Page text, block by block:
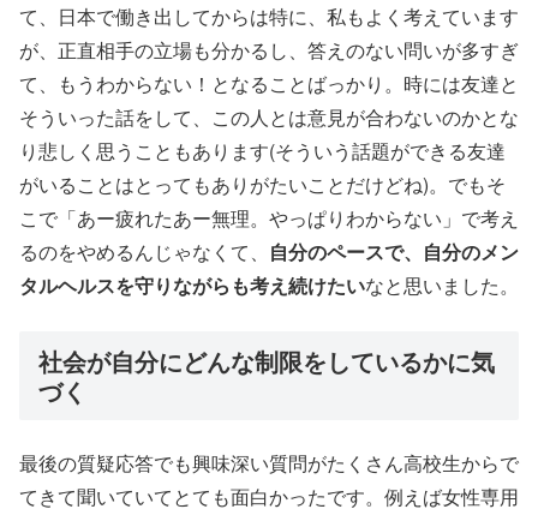
て、日本で働き出してからは特に、私もよく考えています
が、正直相手の立場も分かるし、答えのない問いが多すぎ
て、もうわからない！となることばっかり。時には友達と
そういった話をして、この人とは意見が合わないのかとな
り悲しく思うこともあります(そういう話題ができる友達
がいることはとってもありがたいことだけどね)。でもそ
こで「あー疲れたあー無理。やっぱりわからない」で考え
るのをやめるんじゃなくて、 自分のペースで、自分のメン
タルヘルスを守りながらも考え続けたいなと思いました。
社会が自分にどんな制限をしているかに気
づく
最後の質疑応答でも興味深い質問がたくさん高校生からで
てきて聞いていてとても面白かったです。例えば女性専用